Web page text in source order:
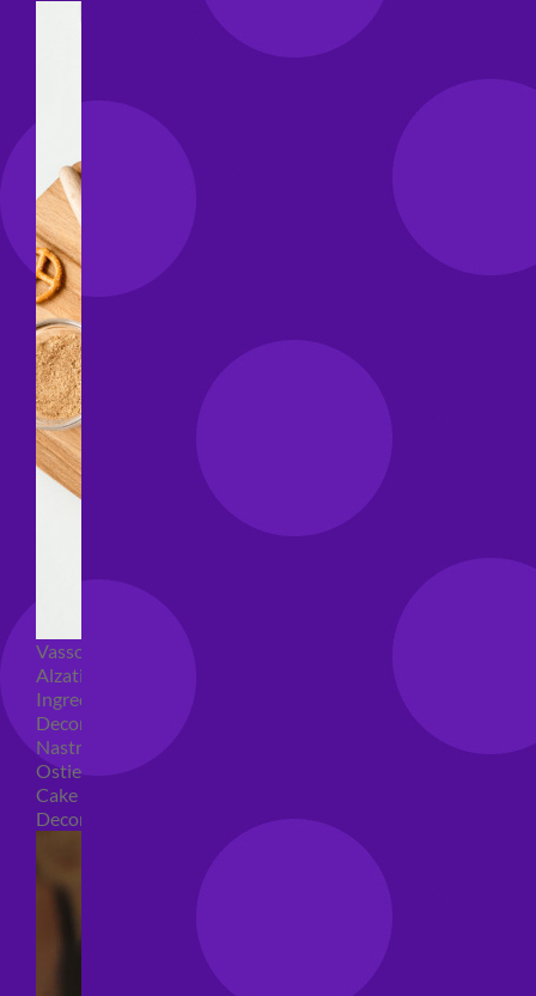
Vassoi e sottotorta
Alzatine per dolci
Ingredienti torte
Decorazioni torte
Nastri e girotorte
Ostie per torte
Cake Topper
Decori per torte